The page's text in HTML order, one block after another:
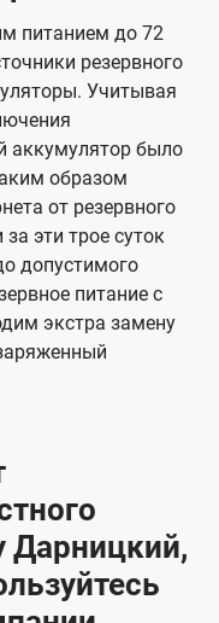
питанием до 72
резервного
Учитывая
аккумулятор было
образом
от резервного
эти трое суток
допустимого
питание с
экстра замену
Дарницкий,